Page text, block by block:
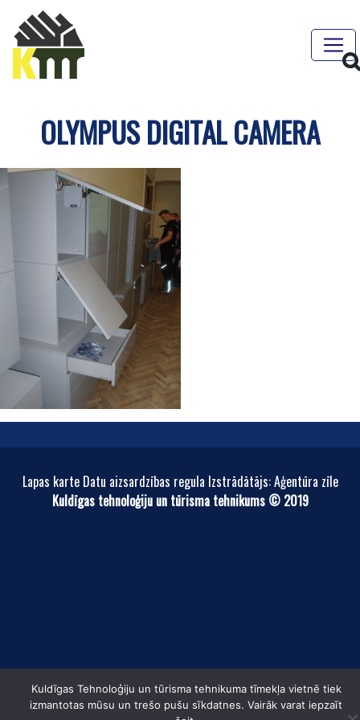
OLYMPUS DIGITAL CAMERA
Lapas karte Datu aizsardzības regula Izstrādātājs: Aģentūra zīle
Kuldīgas tehnoloģiju un tūrisma tehnikums © 2019
Kuldīgas Tehnoloģiju un tūrisma tehnikuma tīmekļa vietnē tiek
izmantotas mūsu un trešo pušu sīkdatnes. Vairāk varat iepzaīt